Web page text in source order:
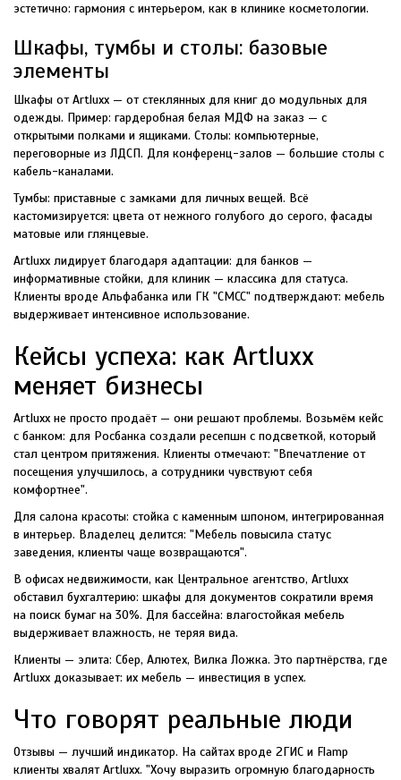
эстетично: гармония с интерьером, как в клинике косметологии.
Шкафы, тумбы и столы: базовые
элементы
Шкафы от Artluxx — от стеклянных для книг до модульных для
одежды. Пример: гардеробная белая МДФ на заказ — с
открытыми полками и ящиками. Столы: компьютерные,
переговорные из ЛДСП. Для конференц-залов — большие столы с
кабель-каналами.
Тумбы: приставные с замками для личных вещей. Всё
кастомизируется: цвета от нежного голубого до серого, фасады
матовые или глянцевые.
Artluxx лидирует благодаря адаптации: для банков —
информативные стойки, для клиник — классика для статуса.
Клиенты вроде Альфабанка или ГК "СМСС" подтверждают: мебель
выдерживает интенсивное использование.
Кейсы успеха: как Artluxx
меняет бизнесы
Artluxx не просто продаёт — они решают проблемы. Возьмём кейс
с банком: для Росбанка создали ресепшн с подсветкой, который
стал центром притяжения. Клиенты отмечают: "Впечатление от
посещения улучшилось, а сотрудники чувствуют себя
комфортнее".
Для салона красоты: стойка с каменным шпоном, интегрированная
в интерьер. Владелец делится: "Мебель повысила статус
заведения, клиенты чаще возвращаются".
В офисах недвижимости, как Центральное агентство, Artluxx
обставил бухгалтерию: шкафы для документов сократили время
на поиск бумаг на 30%. Для бассейна: влагостойкая мебель
выдерживает влажность, не теряя вида.
Клиенты — элита: Сбер, Алютех, Вилка Ложка. Это партнёрства, где
Artluxx доказывает: их мебель — инвестиция в успех.
Что говорят реальные люди
Отзывы — лучший индикатор. На сайтах вроде 2ГИС и Flamp
клиенты хвалят Artluxx. "Хочу выразить огромную благодарность